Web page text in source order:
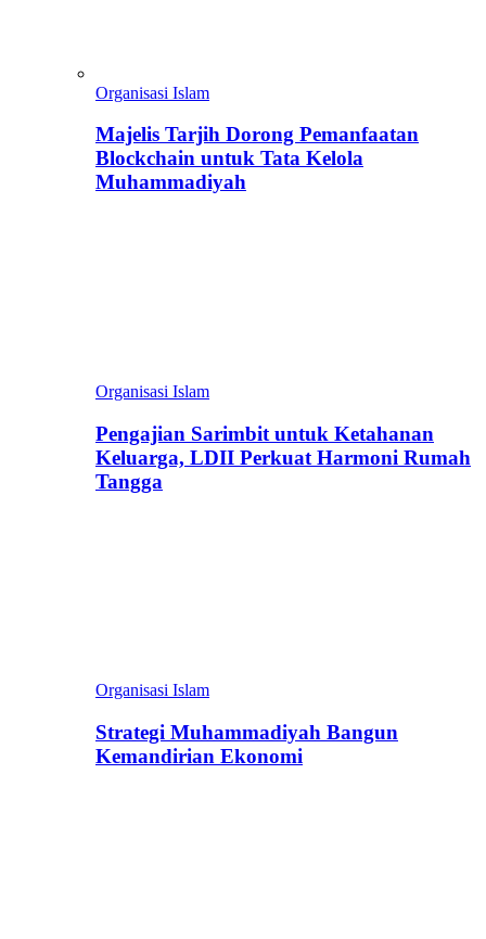
Organisasi Islam
Majelis Tarjih Dorong Pemanfaatan
Blockchain untuk Tata Kelola
Muhammadiyah
Organisasi Islam
Pengajian Sarimbit untuk Ketahanan
Keluarga, LDII Perkuat Harmoni Rumah
Tangga
Organisasi Islam
Strategi Muhammadiyah Bangun
Kemandirian Ekonomi